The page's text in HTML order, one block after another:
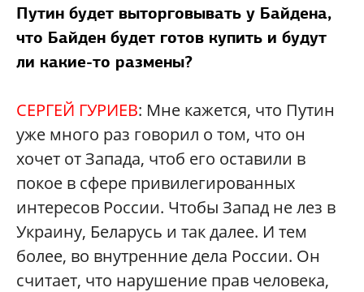
Путин будет выторговывать у Байдена,
что Байден будет готов купить и будут
ли какие-то размены?
СЕРГЕЙ ГУРИЕВ: Мне кажется, что Путин
уже много раз говорил о том, что он
хочет от Запада, чтоб его оставили в
покое в сфере привилегированных
интересов России. Чтобы Запад не лез в
Украину, Беларусь и так далее. И тем
более, во внутренние дела России. Он
считает, что нарушение прав человека,